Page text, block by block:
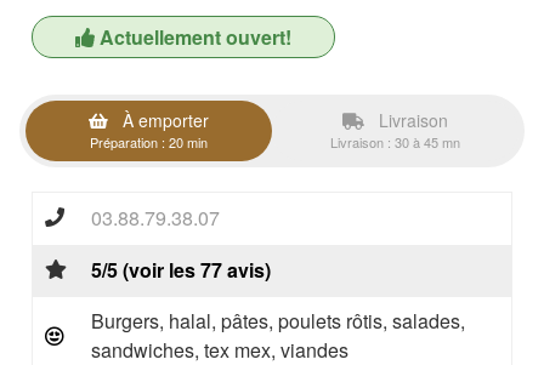
Actuellement ouvert!
À emporter
Préparation : 20 min
Livraison
Livraison : 30 à 45 mn
03.88.79.38.07
5/5 (voir les 77 avis)
Burgers, halal, pâtes, poulets rôtis, salades,
sandwiches, tex mex, viandes